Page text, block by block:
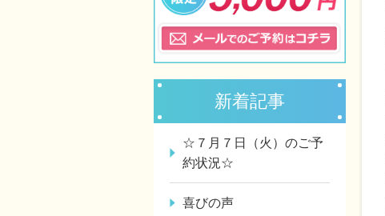
新着記事
☆７月７日（火）のご予
約状況☆
喜びの声